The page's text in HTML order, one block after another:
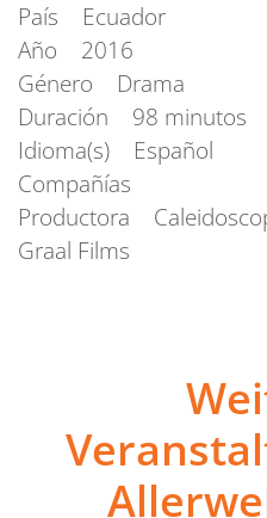
País Ecuador
Año 2016
Género Drama
Duración 98 minutos
Idioma(s) Español
Compañías
Productora
Graal Films